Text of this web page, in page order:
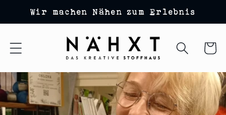
zum
Inhalt
Wir machen Nähen zum Erlebnis